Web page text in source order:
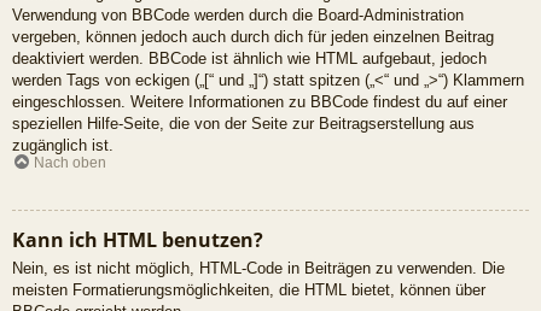
Verwendung von BBCode werden durch die Board-Administration
vergeben, können jedoch auch durch dich für jeden einzelnen Beitrag
deaktiviert werden. BBCode ist ähnlich wie HTML aufgebaut, jedoch
werden Tags von eckigen („[“ und „]“) statt spitzen („<“ und „>“) Klammern
eingeschlossen. Weitere Informationen zu BBCode findest du auf einer
speziellen Hilfe-Seite, die von der Seite zur Beitragserstellung aus
zugänglich ist.
Nach oben
Kann ich HTML benutzen?
Nein, es ist nicht möglich, HTML-Code in Beiträgen zu verwenden. Die
meisten Formatierungsmöglichkeiten, die HTML bietet, können über